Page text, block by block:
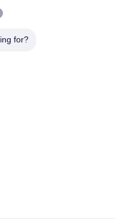
MR-J2S-100A MR-
for?